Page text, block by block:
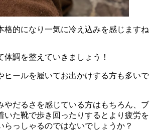
格的になり一気に冷え込みを感じますね
体調を整えていきましょう！
ヒールを履いてお出かけする方も多いで
やだるさを感じている方はもちろん、ブ
いた靴で歩き回ったりするとより疲労を
らっしゃるのではないでしょうか？